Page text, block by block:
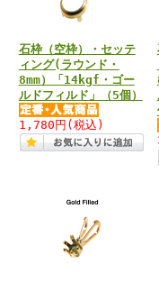
石枠（空枠）・セッテ
ィング(ラウンド・
8mm）「14kgf・ゴー
ルドフィルド」（5個）
1,780円 (税込)